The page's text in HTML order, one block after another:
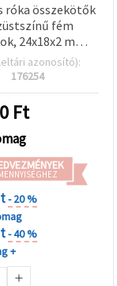
róka összekötők
fém
24x18x2 mm,
mm – 2 db, DIY
és
azonosító):
176254
Ft
- 20 %
- 40 %
+